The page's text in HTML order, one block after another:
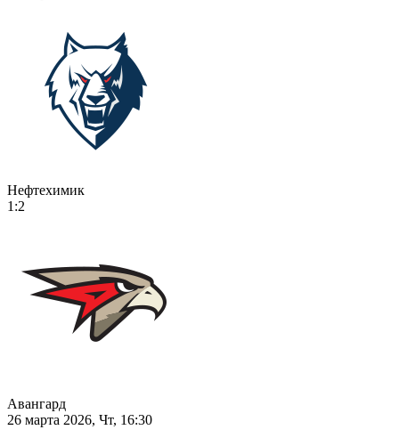
Нефтехимик
1:2
Авангард
26 марта 2026, Чт, 16:30